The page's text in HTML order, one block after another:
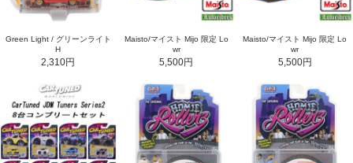
Green Light / グリーンライト
H
2,310円
Maisto/マイスト Mijo 限定 Lo
wr
5,500円
Maisto/マイスト Mijo 限定 Lo
wr
5,500円